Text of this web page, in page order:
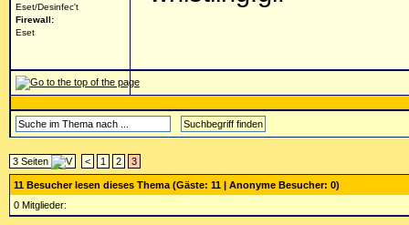
Eset/Desinfec't
Firewall:
Eset
3 Seiten < 1 2 3
11 Besucher lesen dieses Thema (Gäste: 11 | Anonyme Besucher: 0)
0 Mitglieder: